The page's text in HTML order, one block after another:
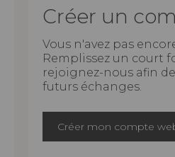
Créer un
Vous n'avez pas
Remplissez un court
rejoignez-nous afin
futurs échanges.
Créer mon compte